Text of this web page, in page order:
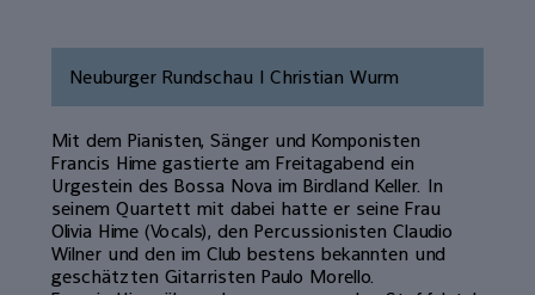
Neuburger Rundschau | Christian Wurm
Mit dem Pianisten, Sänger und Komponisten
Francis Hime gastierte am Freitagabend ein
Urgestein des Bossa Nova im Birdland Keller. In
seinem Quartett mit dabei hatte er seine Frau
Olivia Hime (Vocals), den Percussionisten Claudio
Wilner und den im Club bestens bekannten und
geschätzten Gitarristen Paulo Morello.